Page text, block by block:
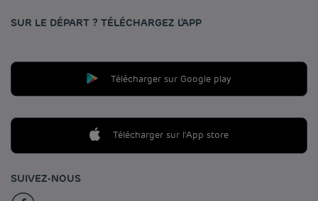
SUR LE DÉPART ? TÉLÉCHARGEZ L'APP
Télécharger sur Google play
Télécharger sur l'App store
SUIVEZ-NOUS